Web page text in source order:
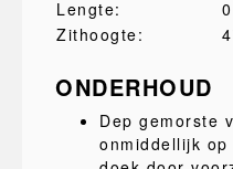
Lengte:
0
Zithoogte:
ONDERHOUD
Dep gemorste
onmiddellijk